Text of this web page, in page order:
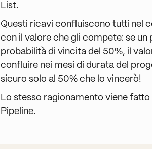
List.
Questi ricavi confluiscono tutti nel
con il valore che gli compete: se
probabilità di vincita del 50%, il
confluire nei mesi di durata del
sicuro solo al 50% che lo vincerò!
Lo stesso ragionamento viene
Pipeline.